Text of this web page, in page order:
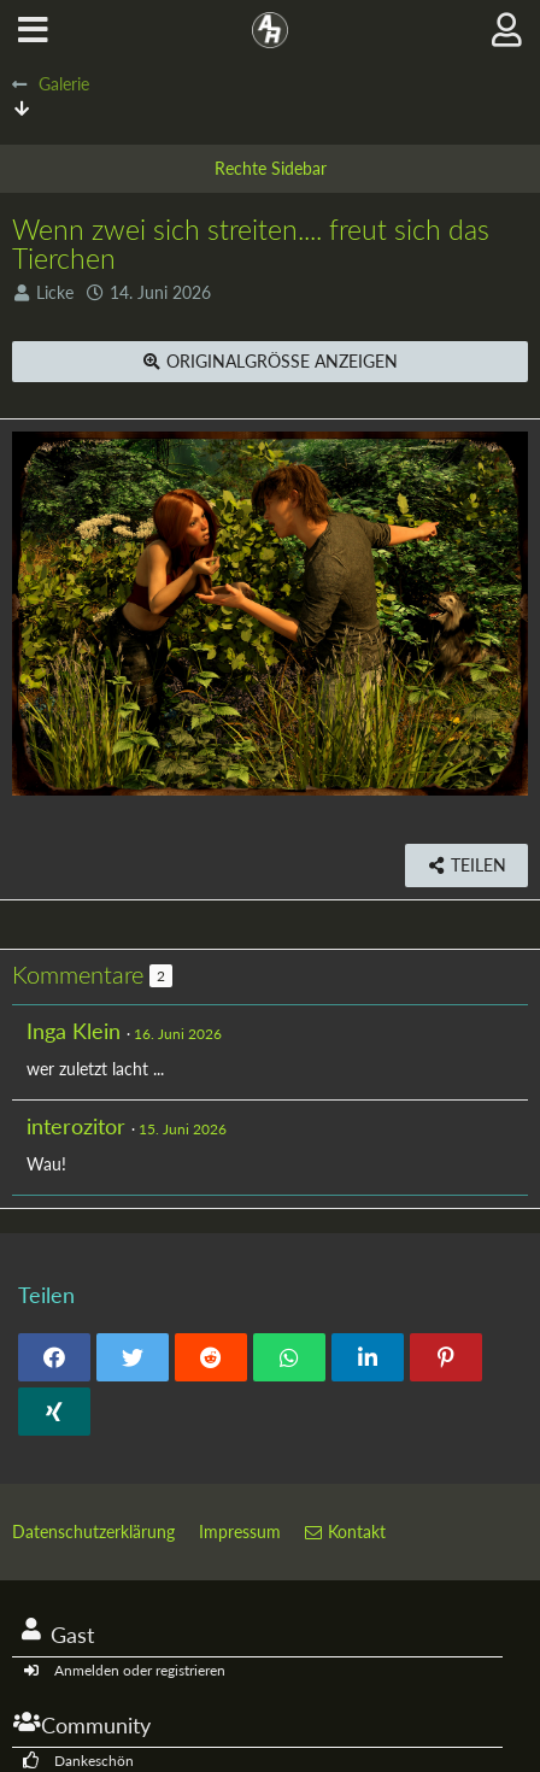
Galerie
Wenn zwei sich streiten.... freut sich das
Tierchen
Licke 14. Juni 2026
ORIGINALGRÖSSE ANZEIGEN
TEILEN
Kommentare 2
Inga Klein 16. Juni 2026
wer zuletzt lacht ...
interozitor 15. Juni 2026
Wau!
Teilen
Datenschutzerklärung Impressum Kontakt
Gast
Anmelden oder registrieren
Community
Dankeschön